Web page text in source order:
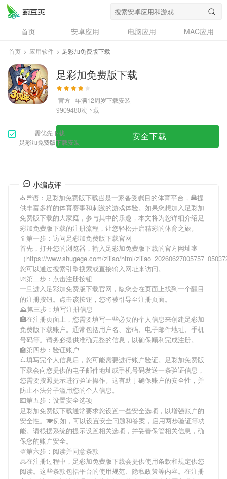
首页 安卓应用 电脑应用
MAC应用
资讯
专题
问答
首页 > 应用软件 > 足彩加免费版下载
足彩加免费版下载
官方 年满12周岁下载安装
9909480次下载
需优先下载
足彩加免费版下载安装
安全下载
小编点评
⛪️导语： 足彩加免费版下载🥟是一家备受瞩目的体育平台，🏯提
供丰富多样的体育赛事和刺激的游戏体验。如果您想加入足彩加
免费版下载的大家庭，参与其中的乐趣，本文将为您详细介绍足
彩加免费版下载的注册流程，让您轻松开启精彩的体育之旅。
🥄第一步：访问足彩加免费版下载官网
首先，打开您的浏览器，输入足彩加免费版下载的官方网址🕸
（https://www.shugege.com/ziliao/html/
您可以通过搜索引擎搜索或直接输入网址来访问。
🆙第二步：点击注册按钮
一旦进入足彩加免费版下载官网，🙋您会在页面上找到一个醒目
的注册按钮。点击该按钮，您将被引导至注册页面。
⛰第三步：填写注册信息
🏥在注册页面上，您需要填写一些必要的个人信息来创建足彩加
免费版下载账户。通常包括用户名、密码、电子邮件地址、手机
号码等。请务必提供准确完整的信息，以确保顺利完成注册。
🏫第四步：验证账户
🛴填写完个人信息后，您可能需要进行账户验证。 足彩加免费版
下载会向您提供的电子邮件地址或手机号码发送一条验证信息，
您需要按照提示进行验证操作。这有助于确保账户的安全性，并
防止不法分子滥用您的个人信息。
💶第五步：设置安全选项
足彩加免费版下载通常要求您设置一些安全选项，以增强账户的
安全性。🍽例如，可以设置安全问题和答案，启用两步验证等功
能。请根据系统的提示设置相关选项，并妥善保管相关信息，确
保您的账户安全。
🍨第六步：阅读并同意条款
🙎在注册过程中， 足彩加免费版下载会提供使用条款和规定供您
阅读。这些条款包括平台的使用规范、隐私政策等内容。在注册